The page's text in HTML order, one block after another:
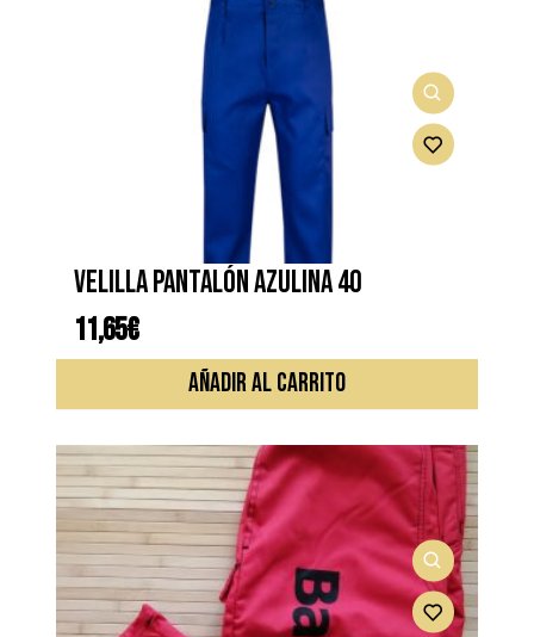
VELILLA PANTALÓN AZULINA 40
11,65€
AÑADIR AL CARRITO